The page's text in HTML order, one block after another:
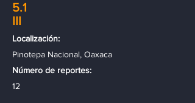
5.1
III
Localización:
Pinotepa Nacional, Oaxaca
Número de reportes:
12